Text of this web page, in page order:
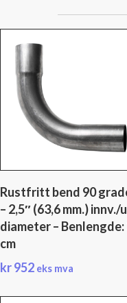
Rustfritt bend 90
– 2,5″ (63,6 mm.) innv./
diameter – Benlengde:
cm
kr952 eks mva